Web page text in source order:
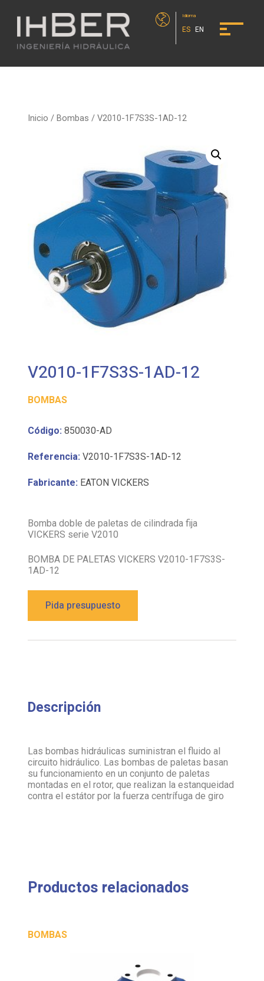
Idioma
ES EN
Inicio /Bombas / V2010-1F7S3S-1AD-12
V2010-1F7S3S-1AD-12
BOMBAS
Código: 850030-AD
Referencia: V2010-1F7S3S-1AD-12
Fabricante: EATON VICKERS
Bomba doble de paletas de cilindrada fija
VICKERS serie V2010
BOMBA DE PALETAS VICKERS V2010-1F7S3S-
1AD-12
Pida presupuesto
Descripción
Las bombas hidráulicas suministran el fluido al
circuito hidráulico. Las bombas de paletas basan
su funcionamiento en un conjunto de paletas
montadas en el rotor, que realizan la estanqueidad
contra el estátor por la fuerza centrífuga de giro
Productos relacionados
BOMBAS